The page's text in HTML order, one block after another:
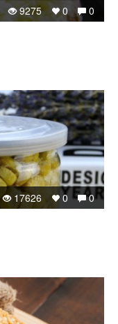
0
0
9275
0
0
17626